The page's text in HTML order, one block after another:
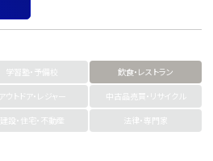
学習塾・予備校
飲食・レストラン
アウトドア・レジャー
中古品売買・リサイクル
建設・住宅・不動産
法律・専門家